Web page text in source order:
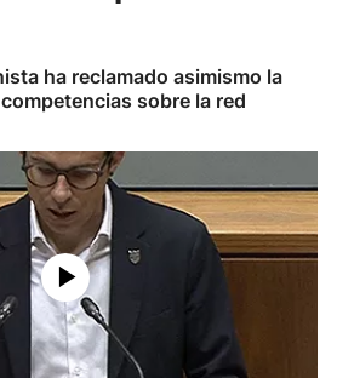
ha reclamado asimismo la
sobre la red